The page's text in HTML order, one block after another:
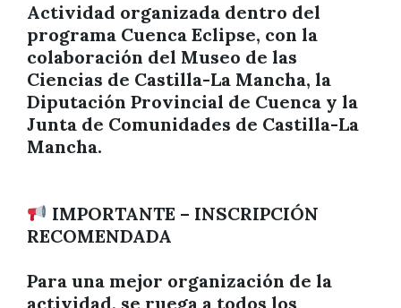
Actividad organizada dentro del
programa Cuenca Eclipse, con la
colaboración del Museo de las
Ciencias de Castilla-La Mancha, la
Diputación Provincial de Cuenca y la
Junta de Comunidades de Castilla-La
Mancha.
IMPORTANTE – INSCRIPCIÓN
RECOMENDADA
Para una mejor organización de la
actividad, se ruega a todos los